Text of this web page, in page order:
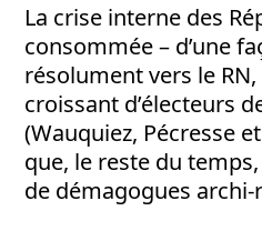
La crise interne des
consommée – d’une
résolument vers le
croissant d’électeurs
(Wauquiez, Pécresse
que, le reste du
de démagogues